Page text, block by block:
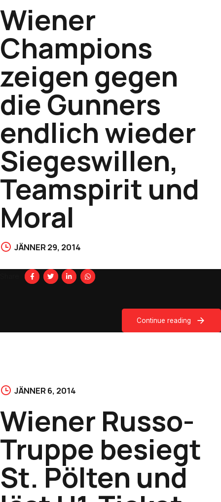
Wiener
Champions
zeigen gegen
die Gunners
endlich wieder
Siegeswillen,
Teamspirit und
Moral
JÄNNER 29, 2014
Continue reading
JÄNNER 6, 2014
Wiener Russo-
Truppe besiegt
St. Pölten und